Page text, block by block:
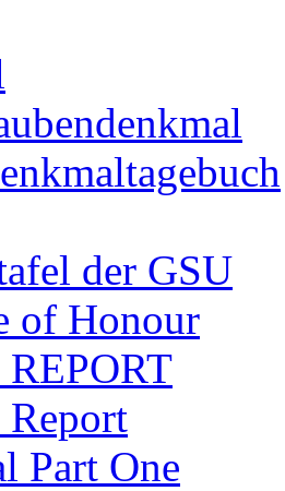
der GSU
of Honour
Report
Part One